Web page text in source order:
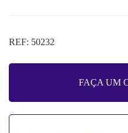
REF: 50232
FAÇA UM